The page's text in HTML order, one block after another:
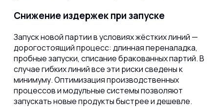
Снижение издержек при запуске
Запуск новой партии в условиях жёстких линий —
дорогостоящий процесс: длинная переналадка,
пробные запуски, списание бракованных партий. В
случае гибких линий все эти риски сведены к
минимуму. Оптимизация производственных
процессов и модульные системы позволяют
запускать новые продукты быстрее и дешевле.